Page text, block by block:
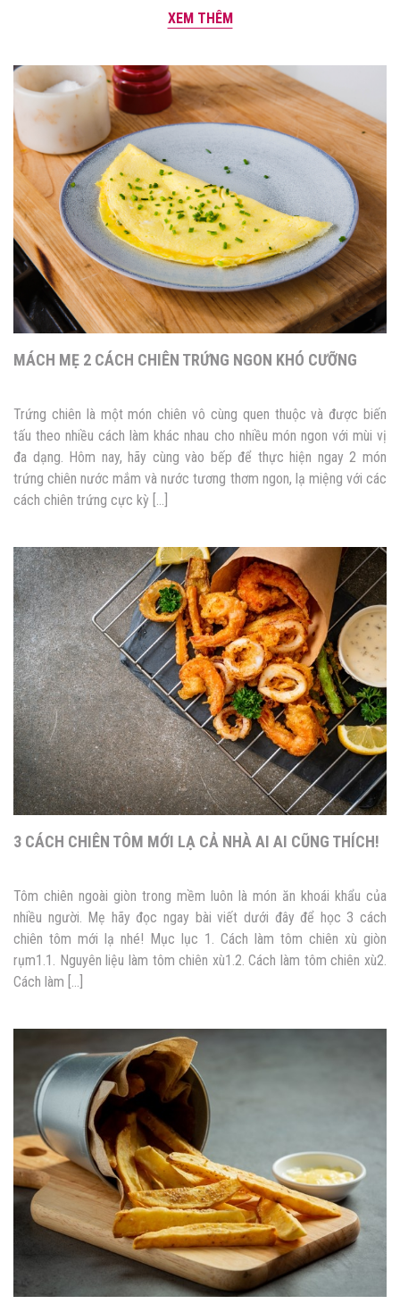
nấu cho các bé hoặc dùng để ăn chơi.
Tuy nhiên không phải ai cũng biết cách
tây chiên giòn […]
XEM THÊM
MÁCH MẸ 2 CÁCH CHIÊN TRỨNG NGON KHÓ CƯỠNG
Trứng chiên là một món chiên vô cùng quen thuộc và được biến
tấu theo nhiều cách làm khác nhau cho nhiều món ngon với mùi vị
đa dạng. Hôm nay, hãy cùng vào bếp để thực hiện ngay 2 món
trứng chiên nước mắm và nước tương thơm ngon, lạ miệng với các
cách chiên trứng cực kỳ […]
3 CÁCH CHIÊN TÔM MỚI LẠ CẢ NHÀ AI AI CŨNG THÍCH!
Tôm chiên ngoài giòn trong mềm luôn là món ăn khoái khẩu của
nhiều người. Mẹ hãy đọc ngay bài viết dưới đây để học 3 cách
chiên tôm mới lạ nhé! Mục lục 1. Cách làm tôm chiên xù giòn
rụm1.1. Nguyên liệu làm tôm chiên xù1.2. Cách làm tôm chiên xù2.
Cách làm […]